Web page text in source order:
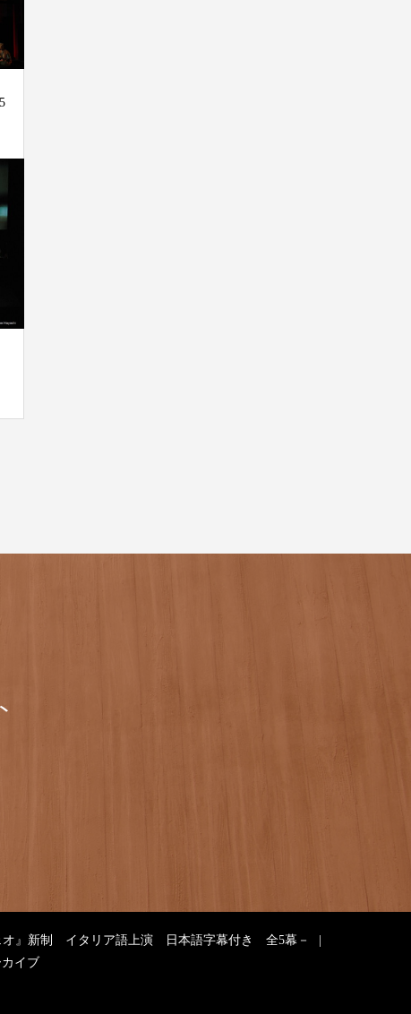
オ』新制 イタリア語上演 日本語字幕付き 全5幕－
イブ